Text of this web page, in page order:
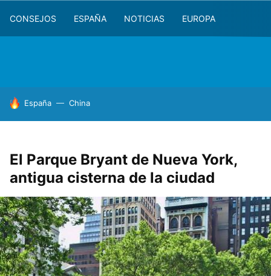
CONSEJOS ESPAÑA NOTICIAS EUROPA
HOY SE HABLA DE
España China
El Parque Bryant de Nueva York,
antigua cisterna de la ciudad